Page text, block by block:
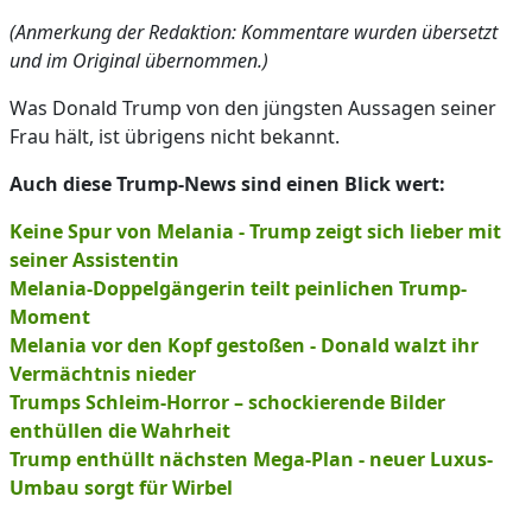
(Anmerkung der Redaktion: Kommentare wurden übersetzt
und im Original übernommen.)
Was Donald Trump von den jüngsten Aussagen seiner
Frau hält, ist übrigens nicht bekannt.
Auch diese Trump-News sind einen Blick wert:
Keine Spur von Melania - Trump zeigt sich lieber mit
seiner Assistentin
Melania-Doppelgängerin teilt peinlichen Trump-
Moment
Melania vor den Kopf gestoßen - Donald walzt ihr
Vermächtnis nieder
Trumps Schleim-Horror – schockierende Bilder
enthüllen die Wahrheit
Trump enthüllt nächsten Mega-Plan - neuer Luxus-
Umbau sorgt für Wirbel